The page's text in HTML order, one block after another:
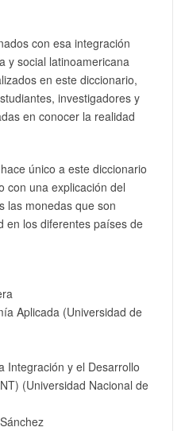
con esa integración
y social latinoamericana
en este diccionario,
investigadores y
en conocer la realidad
único a este diccionario
con una explicación del
las monedas que son
en los diferentes países de
Aplicada (Universidad de
Integración y el Desarrollo
(Universidad Nacional de